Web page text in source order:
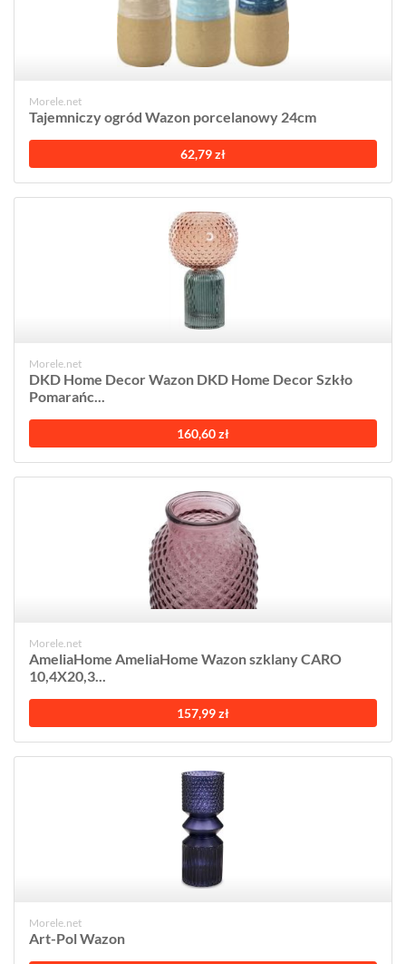
Morele.net
Tajemniczy ogród Wazon porcelanowy 24cm
62,79 zł
Morele.net
DKD Home Decor Wazon DKD Home Decor Szkło
Pomarańc...
160,60 zł
Morele.net
AmeliaHome AmeliaHome Wazon szklany CARO
10,4X20,3...
157,99 zł
Morele.net
Art-Pol Wazon